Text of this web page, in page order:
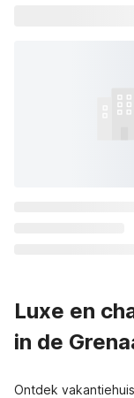
Luxe en
in de
Ontdek